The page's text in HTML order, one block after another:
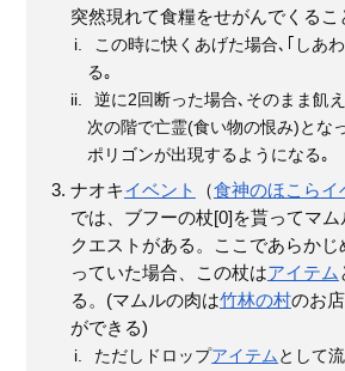
突然現れて食糧をせがんでくるこ
この時に快くあげた場合､｢しあ
る｡
逆に2回断った場合､そのまま飢
次の階で亡霊(食い物の恨み)とな
ポリゴンが出現するようになる｡
ナオキイベント （食神のほこらイ
では、ブフーの杖[0]を貰ってマ
クエストがある。ここであらか
っていた場合、この杖はアイテム
る。(マムルの肉は竹林の村のお
ができる)
ただしドロップアイテム として